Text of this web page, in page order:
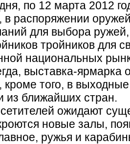
по 12 марта 2012
в распоряжении
для выбора
тройников для
национальных
выставка-ярмарка
кроме того, в
из ближайших стран.
ожидают
новые залы,
ружья и